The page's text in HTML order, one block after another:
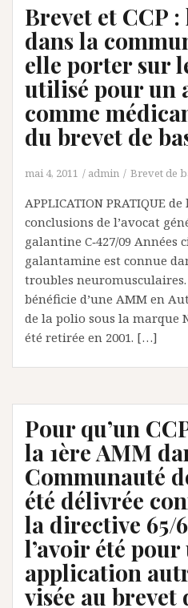
Brevet et CCP
dans la
elle porter sur
utilisé pour un
comme
du brevet de
mai 4, 2011 admin Brevet de
APPLICATION PRATIQUE
conclusions de l’avocat
galantine C‑427/09 Années
galantamine est connue
troubles
bénéficie d’une AMM en
de la polio sous la marque
été retirée en 2001. […]
Pour qu’un
la 1ère AMM
Communauté
été délivrée
la directive 65/
l’avoir été pour
application
visée au brevet